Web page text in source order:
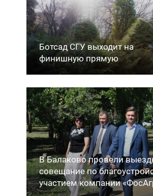
Ботсад СГУ выходит на
финишную прямую
В Балаково провели
совещание по
участием компании